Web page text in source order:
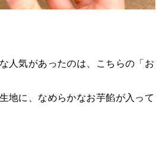
人気があったのは、こちらの「お
地に、なめらかなお芋餡が入って